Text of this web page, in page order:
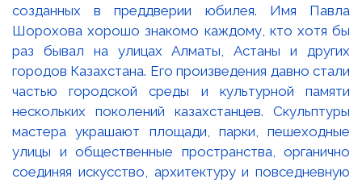
созданных в преддверии юбилея. Имя Павла
Шорохова хорошо знакомо каждому, кто хотя бы
раз бывал на улицах Алматы, Астаны и других
городов Казахстана. Его произведения давно стали
частью городской среды и культурной памяти
нескольких поколений казахстанцев. Скульптуры
мастера украшают площади, парки, пешеходные
улицы и общественные пространства, органично
соединяя искусство, архитектуру и повседневную